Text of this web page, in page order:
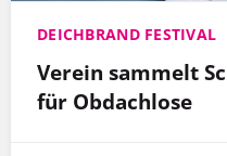
DEICHBRAND FESTIVAL
Verein sammelt
für Obdachlose